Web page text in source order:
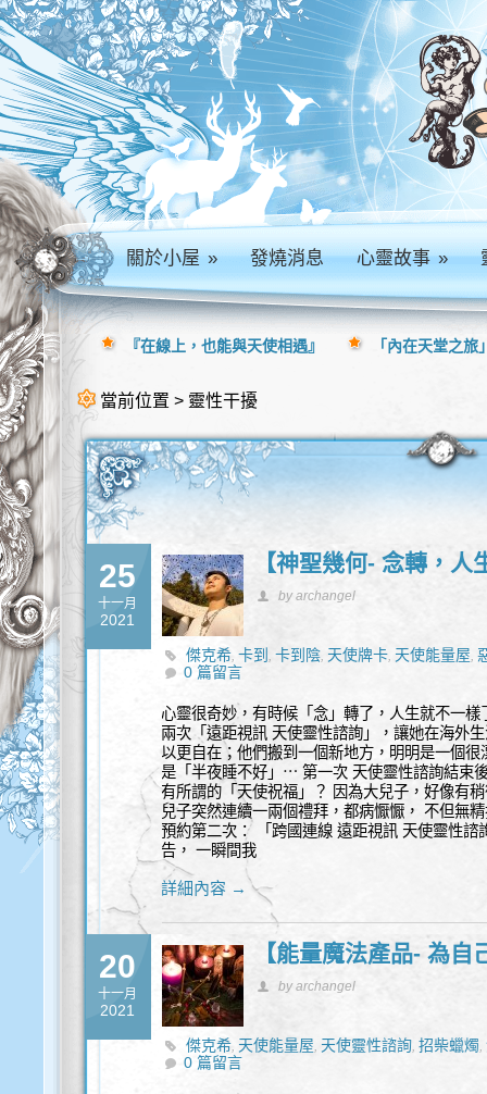
關於小屋» 發燒消息 心靈故事»
當前位置 > 靈性干擾
25
十一月
2021
【神聖幾何- 念轉，人
by archangel
傑克希,卡到 ,卡到陰, 天使牌卡, 天使能量屋,
轉念,靈性干擾
0 篇留言
心靈很奇妙，有時候「念」轉了，人生就不一
兩次「遠距視訊 天使靈性諮詢」，讓她在海外
以更自在；他們搬到一個新地方，明明是一個
是「半夜睡不好」⋯ 第一次 天使靈性諮詢結束
有所謂的「天使祝福」？ 因為大兒子，好像有
兒子突然連續一兩個禮拜，都病懨懨， 不但無
預約第二次： 「跨國連線 遠距視訊 天使靈性
告， 一瞬間我
詳細內容 →
20
十一月
2021
【能量魔法產品- 為
by archangel
傑克希, 天使能量屋, 天使靈性諮詢,招柴蠟燭,
量產品,能量蠟燭
0 篇留言
『在線上，也能與天使相遇』 「內在天堂之